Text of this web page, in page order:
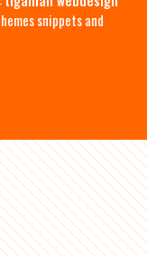
snippets and